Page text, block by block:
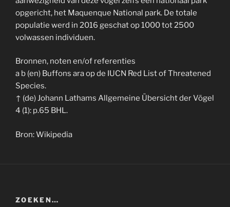
opgericht, het Maquenque National park. De totale
populatie werd in 2016 geschat op 1000 tot 2500
volwassen individuen.
Bronnen, noten en/of referenties
a b (en) Buffons ara op de IUCN Red List of Threatened
Species.
↑ (de) Johann Lathams Allgemeine Übersicht der Vögel
4 (1): p.65 BHL.
Bron: Wikipedia
ZOEKEN…